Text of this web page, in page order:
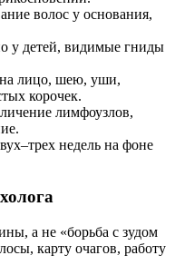
волос у основания,
у детей, видимые гниды
лицо, шею, уши,
корочек.
лимфоузлов,
недель на фоне
а не «борьба с зудом
карту очагов, работу